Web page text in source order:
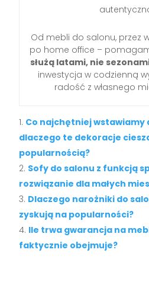
Od mebli do salonu, przez
po home office –
służą latami, nie
inwestycja w codzienną
radość z własnego
Co najchętniej wstawiamy
dlaczego te dekoracje
popularnością?
Sofy do salonu z funkcją
rozwiązanie dla małych
Dlaczego narożniki do
zyskują na popularności?
Ile trwa gwarancja na
faktycznie obejmuje?